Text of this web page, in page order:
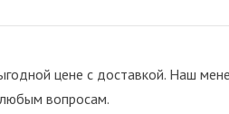
цене с доставкой. Наш
любым вопросам.